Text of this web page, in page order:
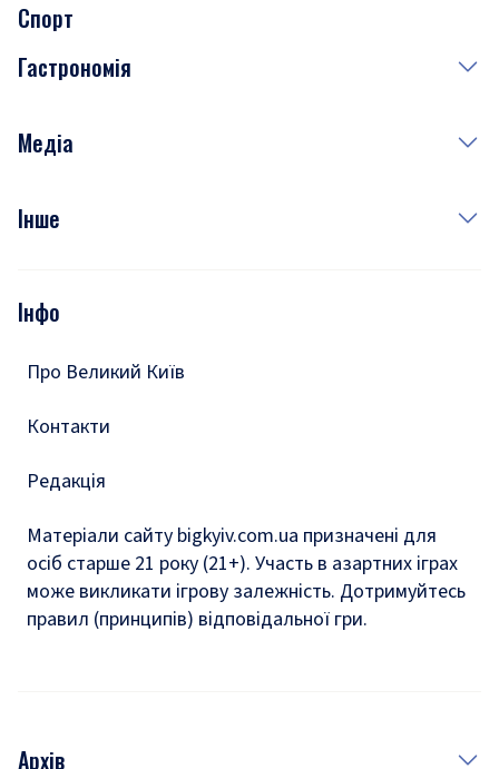
Завтра
Субота
Медицина
Краса
Спорт
Гастрономія
Рецепти
Медіа
Фото
Подкасти
Інше
Тести
Інфо
Про Великий Київ
Контакти
Редакція
Матеріали сайту bigkyiv.com.ua призначені для
осіб старше 21 року (21+). Участь в азартних іграх
може викликати ігрову залежність. Дотримуйтесь
правил (принципів) відповідальної гри.
Архів